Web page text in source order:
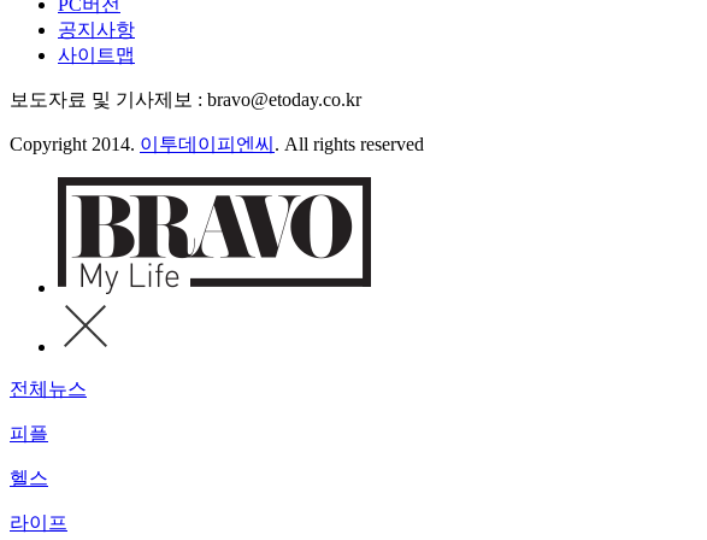
PC버전
공지사항
사이트맵
보도자료 및 기사제보 : bravo@etoday.co.kr
Copyright 2014. 이투데이피엔씨 . All rights reserved
전체뉴스
피플
헬스
라이프